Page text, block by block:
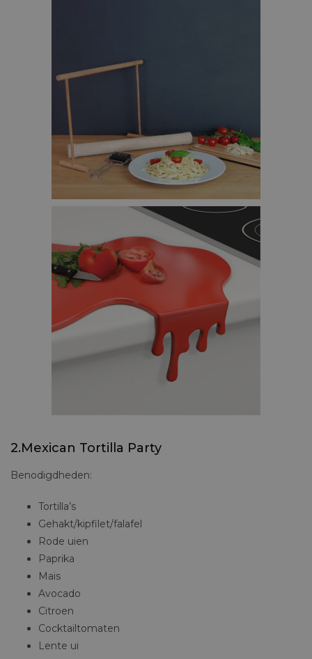
SET VOOR ZELFGEMAAKTE PASTA – €29,95
2.Mexican Tortilla Party
Benodigdheden:
Tortilla’s
Gehakt/kipfilet/falafel
Rode uien
Paprika
Mais
Avocado
Citroen
Cocktailtomaten
Lente ui